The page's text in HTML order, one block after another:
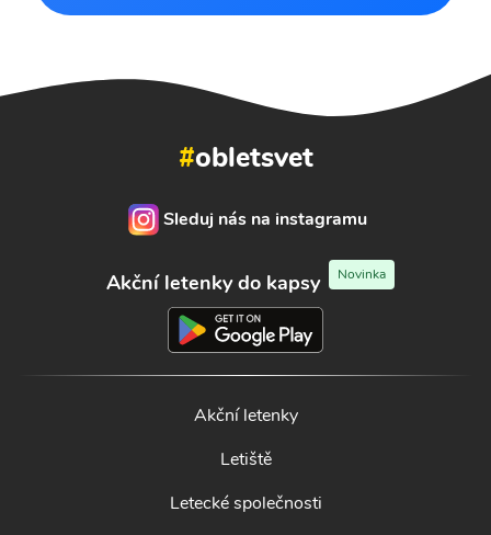
#obletsvet
Sleduj nás na instagramu
Akční letenky do kapsy Novinka
Akční letenky
Letiště
Letecké společnosti